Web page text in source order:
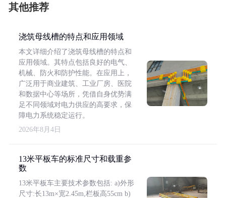
其他推荐
浇筑母线槽的特点和应用领域
本文详细介绍了浇筑母线槽的特点和
应用领域。其特点包括良好的电气、
机械、防火和防护性能。在应用上，
广泛用于商业建筑、工业厂房、医院
和数据中心等场所，凭借自身优势满
足不同领域对电力供应的高要求，保
障电力系统稳定运行。
2026年8月4日
13米平板车的标准尺寸和载重参
数
13米平板车主要技术参数包括: a)外形
尺寸:长13m×宽2.45m,栏板高55cm b)